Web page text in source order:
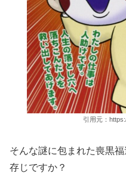
引用元：
そんな謎に包まれた喪黒
存じですか？